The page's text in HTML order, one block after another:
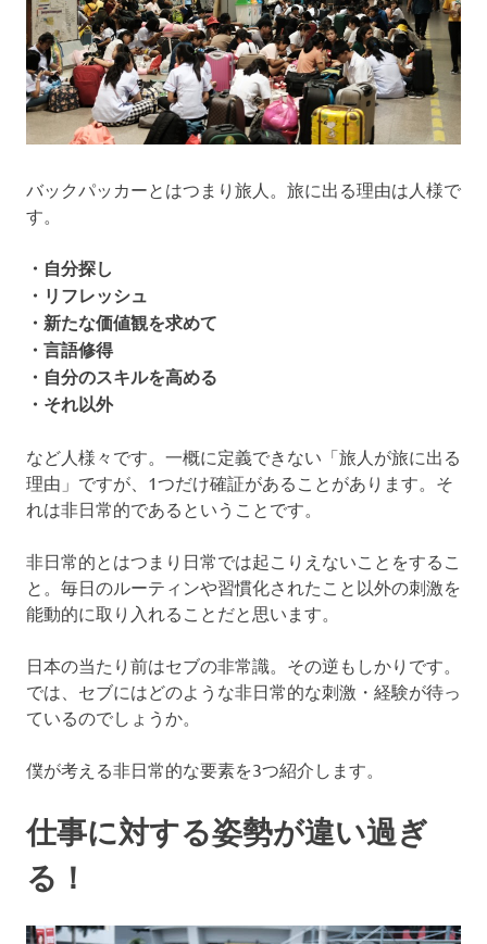
土
産・
生
活
な
ど
旅
ラ
イ
タ
ー
が
ご
介
バックパッカーとはつまり旅人。旅に出る理由は人様で
す。
・自分探し
・リフレッシュ
・新たな価値観を求めて
・言語修得
・自分のスキルを高める
・それ以外
など人様々です。一概に定義できない「旅人が旅に出る
理由」ですが、1つだけ確証があることがあります。そ
れは非日常的であるということです。
非日常的とはつまり日常では起こりえないことをするこ
と。毎日のルーティンや習慣化されたこと以外の刺激を
能動的に取り入れることだと思います。
日本の当たり前はセブの非常識。その逆もしかりです。
では、セブにはどのような非日常的な刺激・経験が待っ
ているのでしょうか。
僕が考える非日常的な要素を3つ紹介します。
仕事に対する姿勢が違い過ぎ
る！